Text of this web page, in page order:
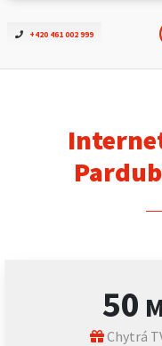
+420 461 002 999
Ověřit
ČEZNET TV
Kontakt
50
Chytrá